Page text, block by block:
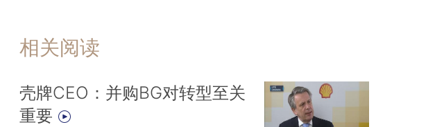
相关阅读
壳牌CEO：并购BG对转型至关
重要